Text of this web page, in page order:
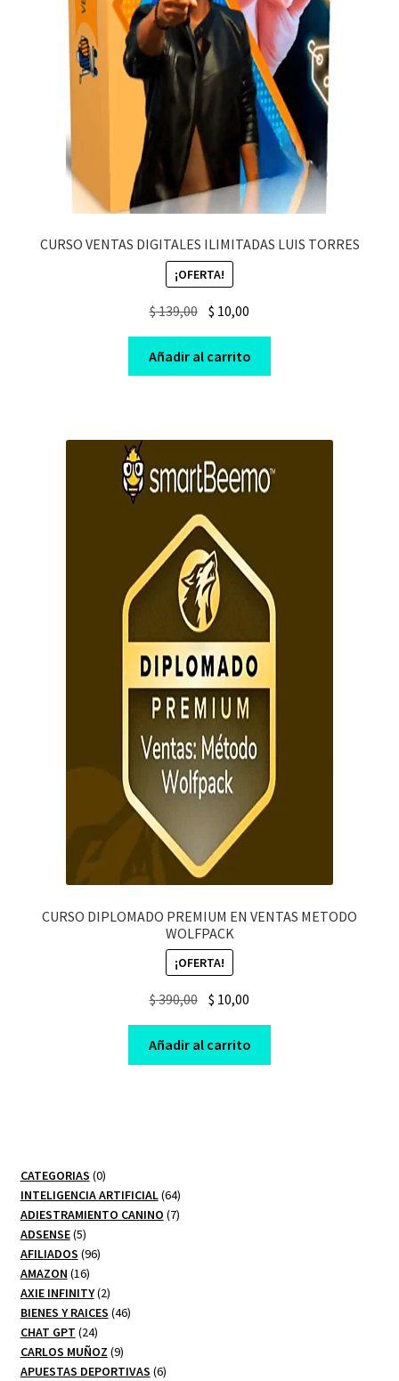
CURSO VENTAS DIGITALES ILIMITADAS LUIS TORRES
¡OFERTA!
$139,00 Original
was:
$ 139,00.
$ 10,00
is:
$ 10,00.
Añadir al carrito
CURSO DIPLOMADO PREMIUM EN VENTAS METODO
WOLFPACK
¡OFERTA!
$390,00 Original
price
was:
$ 390,00.
$ 10,00
price
is:
$ 10,00.
Añadir al carrito
CATEGORIAS 00
productos
INTELIGENCIA ARTIFICIAL 6464
productos
ADIESTRAMIENTO CANINO 77
ADSENSE 55
productos
AFILIADOS 9696
AMAZON 1616
productos
AXIE INFINITY 22
productos
BIENES Y RAICES 4646
CHAT GPT 2424
productos
CARLOS MUÑOZ 99
productos
APUESTAS DEPORTIVAS 66